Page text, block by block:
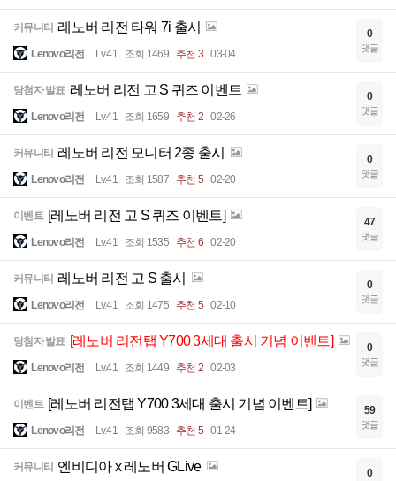
커뮤니티 레노버 리전 타워 7i 출시
Lenovo리전 Lv.41 조회 1469 추천 3 03-04
0
댓글
당첨자 발표 레노버 리전 고 S 퀴즈 이벤트
Lenovo리전 Lv.41 조회 1659 추천 2 02-26
0
댓글
커뮤니티 레노버 리전 모니터 2종 출시
Lenovo리전 Lv.41 조회 1587 추천 5 02-20
0
댓글
이벤트 [레노버 리전 고 S 퀴즈 이벤트]
Lenovo리전 Lv.41 조회 1535 추천 6 02-20
47
댓글
커뮤니티 레노버 리전 고 S 출시
Lenovo리전 Lv.41 조회 1475 추천 5 02-10
0
댓글
당첨자 발표 [레노버 리전탭 Y700 3세대 출시 기념 이벤트]
Lenovo리전 Lv.41 조회 1449 추천 2 02-03
0
댓글
이벤트 [레노버 리전탭 Y700 3세대 출시 기념 이벤트]
Lenovo리전 Lv.41 조회 9583 추천 5 01-24
59
댓글
커뮤니티 엔비디아 x 레노버 GLive 0